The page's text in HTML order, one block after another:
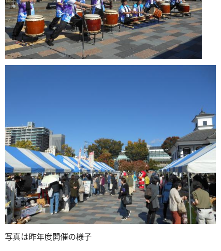
写真は昨年度開催の様子